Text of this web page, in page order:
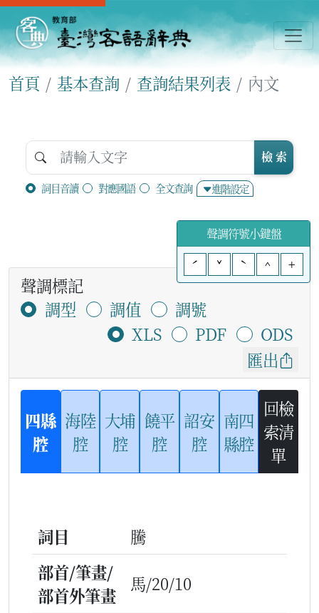
首頁 基本查詢 查詢結果列表 內文
詞目音讀 對應國語 全文查詢 進階設定
檢 索
聲調符號小鍵盤
ˊ
ˇ ˋ ^ +
聲調標記
調型
調值
調號
XLS
PDF
ODS
匯出
四縣
腔
海陸
腔
大埔
腔
饒平
腔
詔安
腔
南四
縣腔
回檢
索清
單
詞目
騰
部首/筆畫/
部首外筆畫
馬/20/10